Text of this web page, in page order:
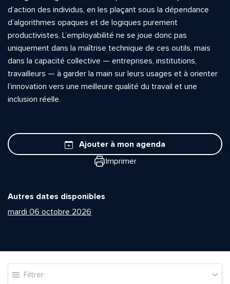
d’action des individus, en les plaçant sous la dépendance
d’algorithmes opaques et de logiques purement
productivistes. L’employabilité ne se joue donc pas
uniquement dans la maîtrise technique de ces outils, mais
dans la capacité collective — entreprises, institutions,
travailleurs — à garder la main sur leurs usages et à orienter
l’innovation vers une meilleure qualité du travail et une
inclusion réelle.
Ajouter à mon agenda
Imprimer
Autres dates disponibles
mardi 06 octobre 2026
Filtrer